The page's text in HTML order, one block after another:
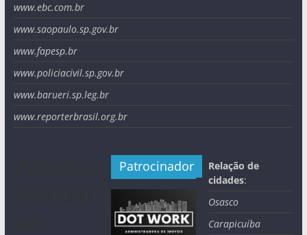
www.ebc.com.br
www.saopaulo.sp.gov.br
www.fapesp.br
www.policiacivil.sp.gov.br
www.barueri.sp.leg.br
www.reporterbrasil.org.br
Patrocinador
Relação de
cidades:
Osasco
Carapicuíba